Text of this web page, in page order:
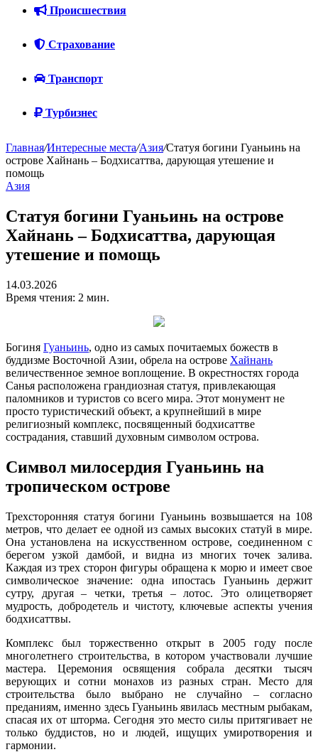
Происшествия
Страхование
Транспорт
Турбизнес
Главная/Интересные места/Азия/Статуя богини Гуаньинь на
острове Хайнань – Бодхисаттва, дарующая утешение и
помощь
Азия
Статуя богини Гуаньинь на острове
Хайнань – Бодхисаттва, дарующая
утешение и помощь
14.03.2026
Время чтения: 2 мин.
Богиня Гуаньинь, одно из самых почитаемых божеств в
буддизме Восточной Азии, обрела на острове Хайнань
величественное земное воплощение. В окрестностях города
Санья расположена грандиозная статуя, привлекающая
паломников и туристов со всего мира. Этот монумент не
просто туристический объект, а крупнейший в мире
религиозный комплекс, посвященный бодхисаттве
сострадания, ставший духовным символом острова.
Символ милосердия Гуаньинь на
тропическом острове
Трехсторонняя статуя богини Гуаньинь возвышается на 108
метров, что делает ее одной из самых высоких статуй в мире.
Она установлена на искусственном острове, соединенном с
берегом узкой дамбой, и видна из многих точек залива.
Каждая из трех сторон фигуры обращена к морю и имеет свое
символическое значение: одна ипостась Гуаньинь держит
сутру, другая – четки, третья – лотос. Это олицетворяет
мудрость, добродетель и чистоту, ключевые аспекты учения
бодхисаттвы.
Комплекс был торжественно открыт в 2005 году после
многолетнего строительства, в котором участвовали лучшие
мастера. Церемония освящения собрала десятки тысяч
верующих и сотни монахов из разных стран. Место для
строительства было выбрано не случайно – согласно
преданиям, именно здесь Гуаньинь явилась местным рыбакам,
спасая их от шторма. Сегодня это место силы притягивает не
только буддистов, но и людей, ищущих умиротворения и
гармонии.